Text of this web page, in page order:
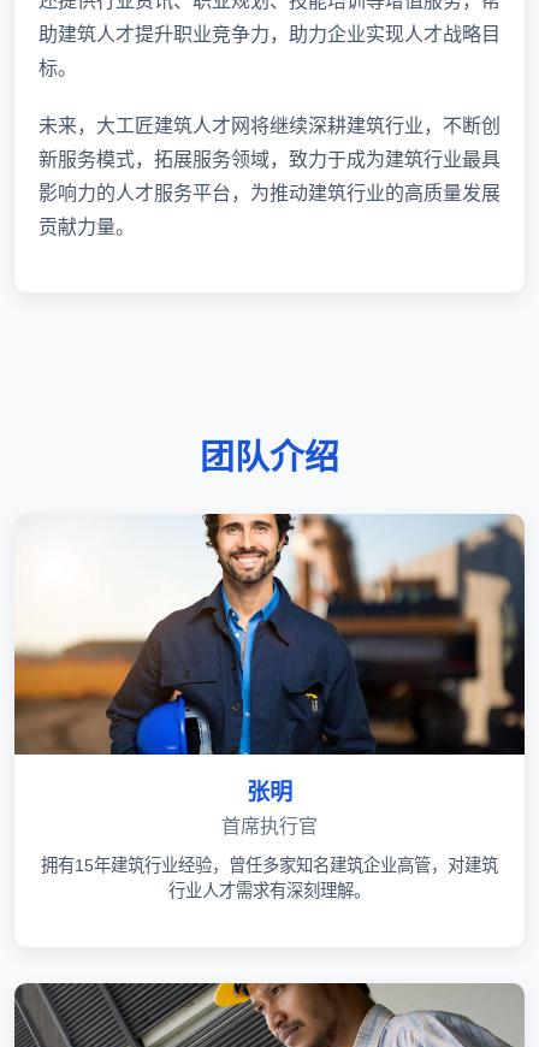
助建筑人才提升职业竞争力，助力企业实现人才战略目
标。
未来，大工匠建筑人才网将继续深耕建筑行业，不断创
新服务模式，拓展服务领域，致力于成为建筑行业最具
影响力的人才服务平台，为推动建筑行业的高质量发展
贡献力量。
团队介绍
张明
首席执行官
拥有15年建筑行业经验，曾任多家知名建筑企业高管，对建筑
行业人才需求有深刻理解。